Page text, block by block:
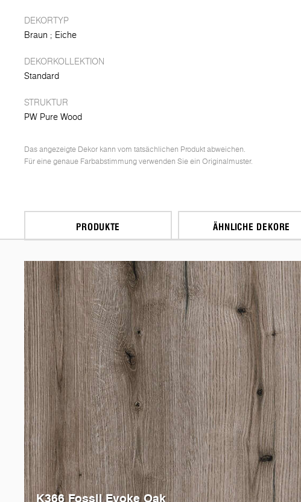
DEKORTYP
Braun
Eiche
DEKORKOLLEKTION
Standard
STRUKTUR
PW Pure Wood
Das angezeigte Dekor kann vom tatsächlichen Produkt abweichen.
Für eine genaue Farbabstimmung verwenden Sie ein Originalmuster.
PRODUKTE ÄHNLICHE DEKORE
K366 Fossil Evoke Oak